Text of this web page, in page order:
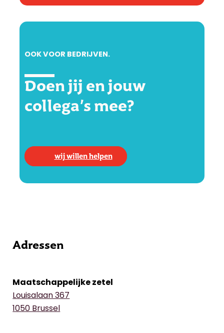
OOK VOOR BEDRIJVEN.
Doen jij en jouw
collega’s mee?
wij willen helpen
Adressen
Maatschappelijke zetel
Louisalaan 367
1050 Brussel